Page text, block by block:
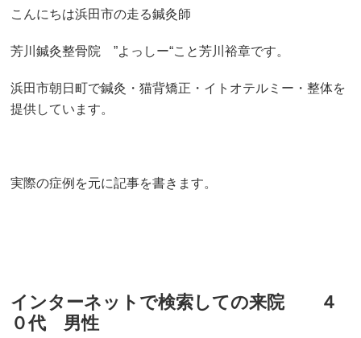
こんにちは浜田市の走る鍼灸師
芳川鍼灸整骨院 ”よっしー“こと芳川裕章です。
浜田市朝日町で鍼灸・猫背矯正・イトオテルミー・整体を
提供しています。
実際の症例を元に記事を書きます。
インターネットで検索しての来院 ４
０代 男性